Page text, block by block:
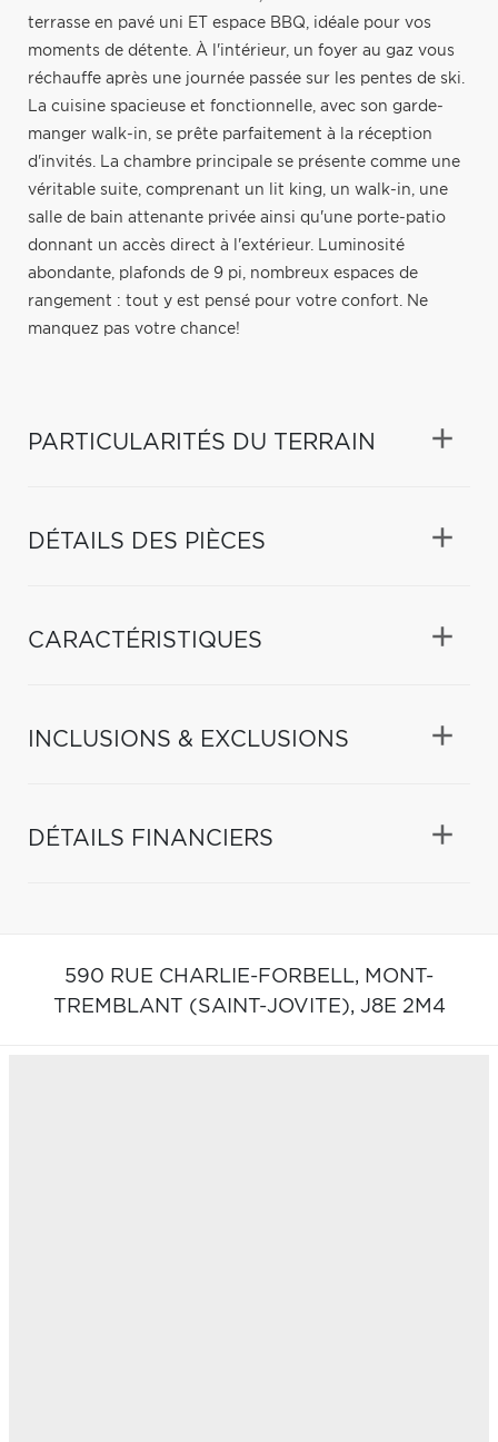
terrasse en pavé uni ET espace BBQ, idéale pour vos
moments de détente. À l'intérieur, un foyer au gaz vous
réchauffe après une journée passée sur les pentes de ski.
La cuisine spacieuse et fonctionnelle, avec son garde-
manger walk-in, se prête parfaitement à la réception
d'invités. La chambre principale se présente comme une
véritable suite, comprenant un lit king, un walk-in, une
salle de bain attenante privée ainsi qu'une porte-patio
donnant un accès direct à l'extérieur. Luminosité
abondante, plafonds de 9 pi, nombreux espaces de
rangement : tout y est pensé pour votre confort. Ne
manquez pas votre chance!
PARTICULARITÉS DU TERRAIN
DÉTAILS DES PIÈCES
CARACTÉRISTIQUES
INCLUSIONS & EXCLUSIONS
DÉTAILS FINANCIERS
590 RUE CHARLIE-FORBELL, MONT-
TREMBLANT (SAINT-JOVITE), J8E 2M4